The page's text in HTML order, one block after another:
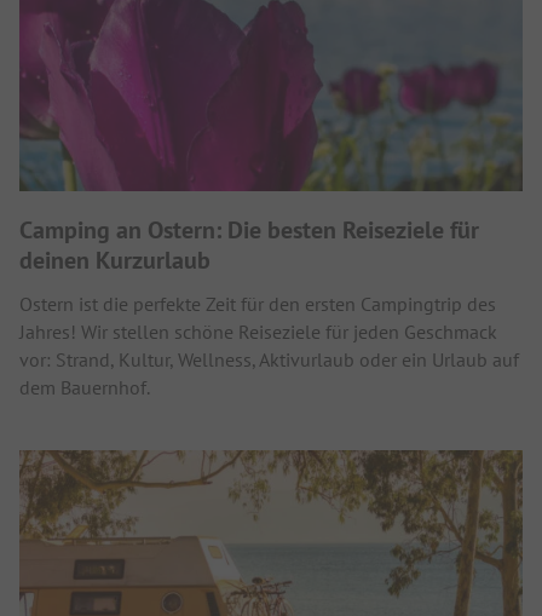
Camping an Ostern: Die besten Reiseziele für
deinen Kurzurlaub
Ostern ist die perfekte Zeit für den ersten Campingtrip des
Jahres! Wir stellen schöne Reiseziele für jeden Geschmack
vor: Strand, Kultur, Wellness, Aktivurlaub oder ein Urlaub auf
dem Bauernhof.